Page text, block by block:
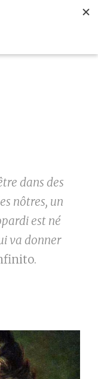
dans des
nôtres, un
est né
va donner